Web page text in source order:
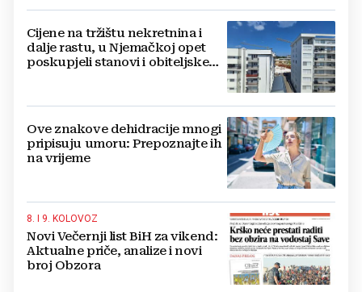
Cijene na tržištu nekretnina i
dalje rastu, u Njemačkoj opet
poskupjeli stanovi i obiteljske
Ove znakove dehidracije mnogi
pripisuju umoru: Prepoznajte ih
na vrijeme
8. I 9. KOLOVOZ
Novi Večernji list BiH za vikend:
Aktualne priče, analize i novi
broj Obzora